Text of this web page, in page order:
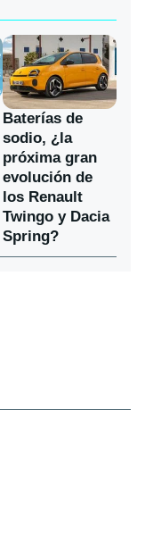
Baterías de
sodio, ¿la
próxima gran
evolución de
los Renault
Twingo y Dacia
Spring?